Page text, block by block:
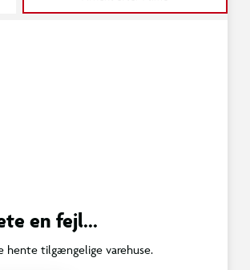
en fejl...
hente tilgængelige varehuse.